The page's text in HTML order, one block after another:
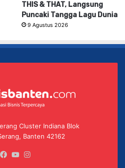
THIS & THAT, Langsung
Puncaki Tangga Lagu Dunia
9 Agustus 2026
Cluster Indiana Blok
Banten 42162
Facebook
YouTube